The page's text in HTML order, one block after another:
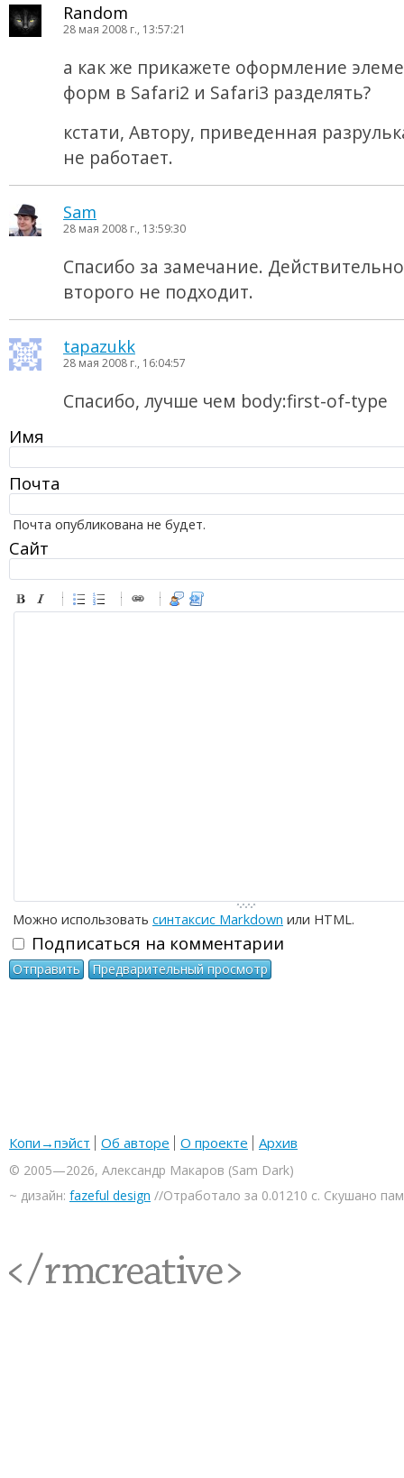
Random
28 мая 2008 г., 13:57:21
а как же прикажете оформление
форм в Safari2 и Safari3 разделять?
кстати, Автору, приведенная
не работает.
Sam
28 мая 2008 г., 13:59:30
Спасибо за замечание.
второго не подходит.
tapazukk
28 мая 2008 г., 16:04:57
Спасибо, лучше чем body:first-of-type
Имя
Почта
Почта опубликована не будет.
Сайт
-
-
-
-
-
-
Можно использовать синтаксис Markdown или HTML.
Подписаться на комментарии
Копи→пэйст Об авторе О проекте Архив
© 2005—2026, Александр Макаров (Sam Dark)
~ дизайн: fazeful design //Отработало за 0.01210 с. Скушано
<rmcreative/>